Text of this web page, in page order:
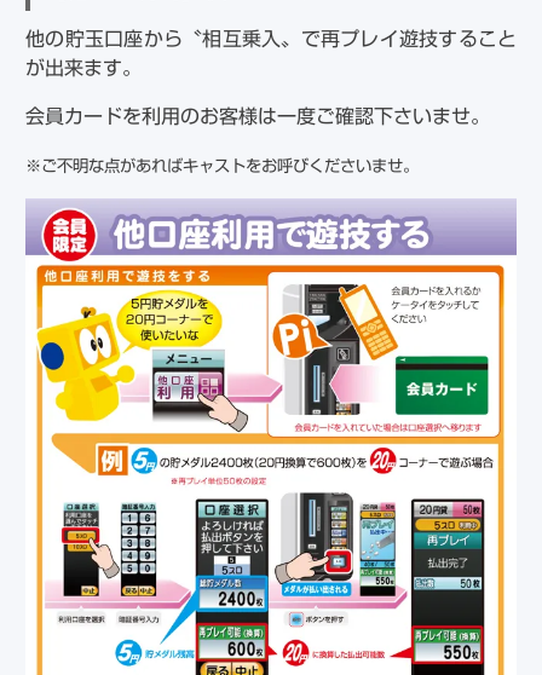
他の貯玉口座から〝相互乗入〟で再プレイ遊技すること
が出来ます。
会員カードを利用のお客様は一度ご確認下さいませ。
※ご不明な点があればキャストをお呼びくださいませ。